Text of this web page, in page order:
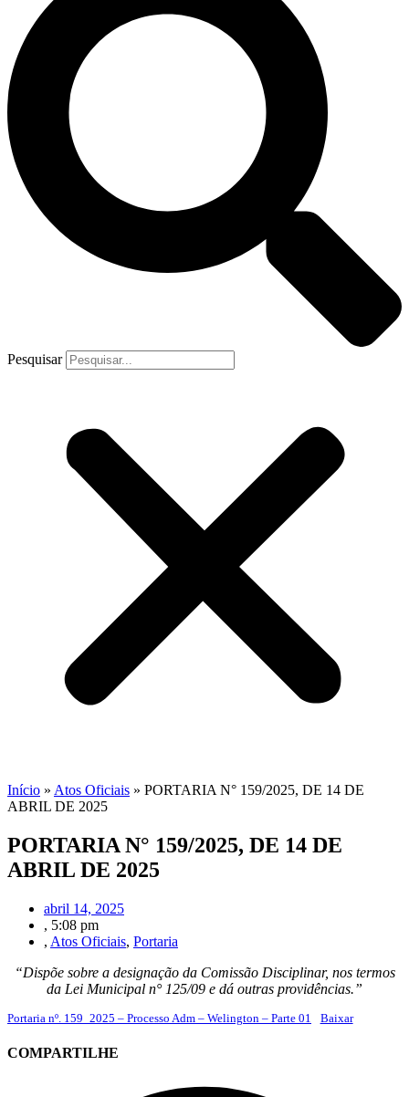
Pesquisar
Início » Atos Oficiais » PORTARIA N° 159/2025, DE 14 DE
ABRIL DE 2025
PORTARIA N° 159/2025, DE 14 DE
ABRIL DE 2025
abril 14, 2025
, 5:08 pm
, Atos Oficiais, Portaria
“Dispõe sobre a designação da Comissão Disciplinar, nos termos
da Lei Municipal n° 125/09 e dá outras providências.”
Portaria nº. 159_2025 – Processo Adm – Welington – Parte 01 Baixar
COMPARTILHE